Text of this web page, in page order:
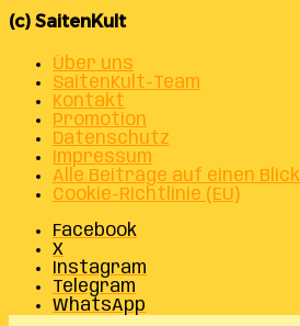
(c) SaitenKult
Über uns
SaitenKult-Team
Kontakt
Promotion
Datenschutz
Impressum
Alle Beiträge auf einen Blick
Cookie-Richtlinie (EU)
Facebook
X
Instagram
Telegram
WhatsApp